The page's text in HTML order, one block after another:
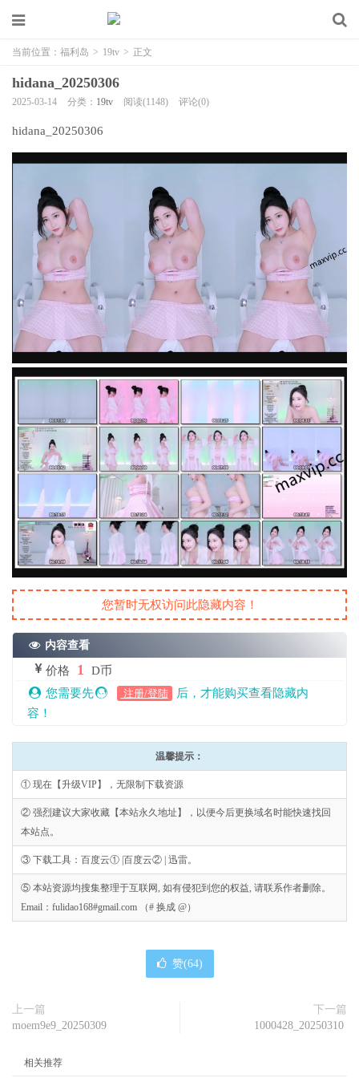
当前位置： 福利岛 > 19tv > 正文
hidana_20250306
2025-03-14 分类： 19tv 阅读(1148) 评论(0)
hidana_20250306
您暂时无权访问此隐藏内容！
内容查看
价格 1
D币
您需要先
注册/登陆
后，才能购买查看隐藏内
容！
温馨提示：
① 现在【升级VIP】，无限制下载资源
② 强烈建议大家收藏【本站永久地址】，以便今后更换域名时能快速找回
本站点。
③ 下载工具：百度云① |百度云② | 迅雷。
⑤ 本站资源均搜集整理于互联网, 如有侵犯到您的权益, 请联系作者删除。
Email：fulidao168#gmail.com （# 换成 @）
赞(64)
上一篇
moem9e9_20250309
下一篇
1000428_20250310
相关推荐